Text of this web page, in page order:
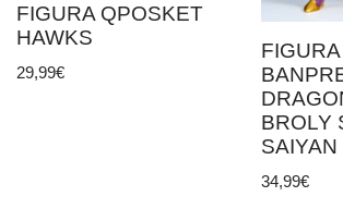
FIGURA QPOSKET
HAWKS
29,99€
FIGURA
BROLY
34,99€